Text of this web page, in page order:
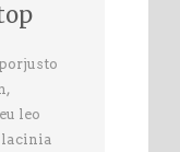
leo
lacinia